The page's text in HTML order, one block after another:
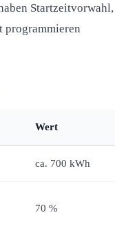
Startzeitvorwahl,
programmieren
Wert
ca. 700 kWh
70 %